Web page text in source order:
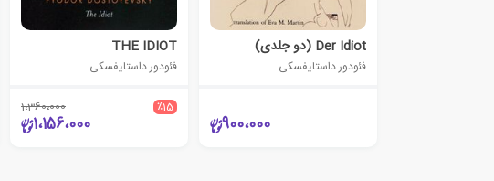
Der Idiot (دو جلدی)
فئودور داستایفسکی
900،000
THE IDIOT
فئودور داستایفسکی
٪15 1،360،000
1،156،000